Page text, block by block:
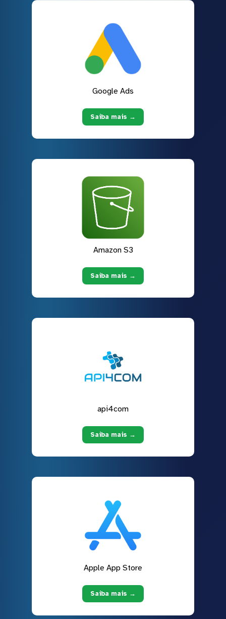
Google Ads
Saiba mais →
Amazon S3
Saiba mais →
api4com
Saiba mais →
Apple App Store
Saiba mais →